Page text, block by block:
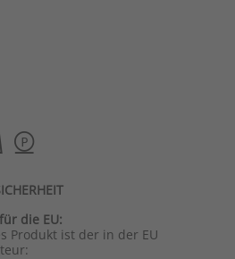
die EU:
Produkt ist der in der EU